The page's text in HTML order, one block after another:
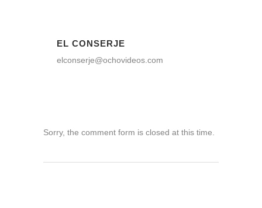
EL CONSERJE
elconserje@ochovideos.com
Sorry, the comment form is closed at this time.